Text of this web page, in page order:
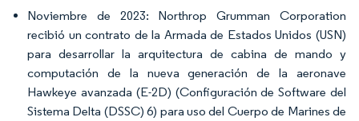
Noviembre de 2023: Northrop Grumman Corporation
recibió un contrato de la Armada de Estados Unidos (USN)
para desarrollar la arquitectura de cabina de mando y
computación de la nueva generación de la aeronave
Hawkeye avanzada (E-2D) (Configuración de Software del
Sistema Delta (DSSC) 6) para uso del Cuerpo de Marines de